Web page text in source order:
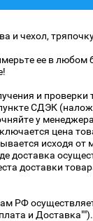
и чехол,
ее в любом
и проверки
СДЭК
у
цена
исходя от
доставка
доставки
РФ
и Доставка"").